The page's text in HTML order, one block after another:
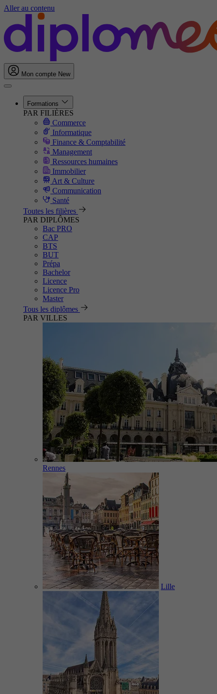
Aller au contenu
Mon compte New
Formations
PAR FILIÈRES
Commerce
Informatique
Finance & Comptabilité
Management
Ressources humaines
Immobilier
Art & Culture
Communication
Santé
Toutes les filières
PAR DIPLÔMES
Bac PRO
CAP
BTS
BUT
Prépa
Bachelor
Licence
Licence Pro
Master
Tous les diplômes
PAR VILLES
Rennes
Lille